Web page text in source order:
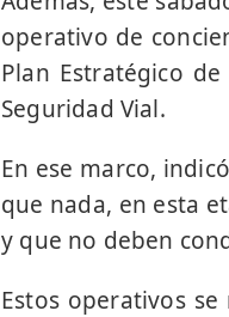
operativo de
Plan Estratégico
Seguridad Vial.
En ese marco,
que nada, en esta
y que no deben
Estos operativos